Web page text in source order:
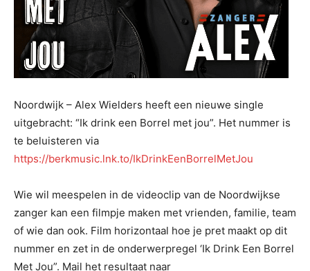
Noordwijk – Alex Wielders heeft een nieuwe single
uitgebracht: “Ik drink een Borrel met jou”. Het nummer is
te beluisteren via
https://berkmusic.lnk.to/IkDrinkEenBorrelMetJou
Wie wil meespelen in de videoclip van de Noordwijkse
zanger kan een filmpje maken met vrienden, familie, team
of wie dan ook. Film horizontaal hoe je pret maakt op dit
nummer en zet in de onderwerpregel ‘Ik Drink Een Borrel
Met Jou”. Mail het resultaat naar